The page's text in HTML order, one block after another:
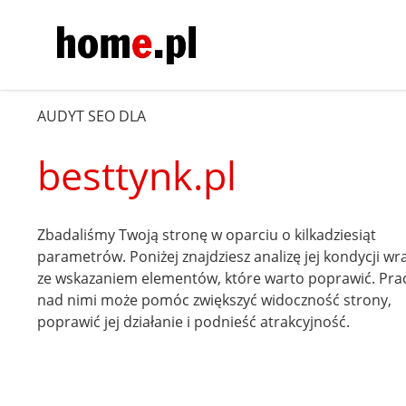
AUDYT SEO DLA
besttynk.pl
Zbadaliśmy Twoją stronę w oparciu o kilkadziesiąt
parametrów. Poniżej znajdziesz analizę jej kondycji
ze wskazaniem elementów, które warto poprawić.
nad nimi może pomóc zwiększyć widoczność strony,
poprawić jej działanie i podnieść atrakcyjność.